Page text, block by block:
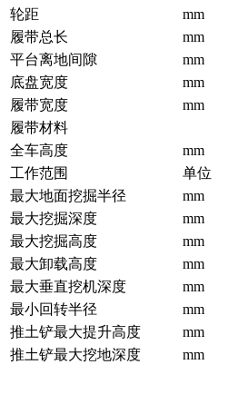
轮距
mm
履带总长
mm
平台离地间隙
mm
底盘宽度
mm
履带宽度
mm
履带材料
全车高度
mm
工作范围
单位
最大地面挖掘半径
mm
最大挖掘深度
mm
最大挖掘高度
mm
最大卸载高度
mm
最大垂直挖机深度
mm
最小回转半径
mm
推土铲最大提升高度
mm
推土铲最大挖地深度
mm